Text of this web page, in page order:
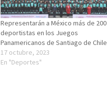
Representarán a México más de 200
deportistas en los Juegos
Panamericanos de Santiago de Chile
17 octubre, 2023
En "Deportes"